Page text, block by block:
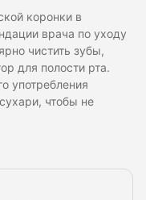
коронки в
врача по уходу
чистить зубы,
для полости рта.
употребления
чтобы не